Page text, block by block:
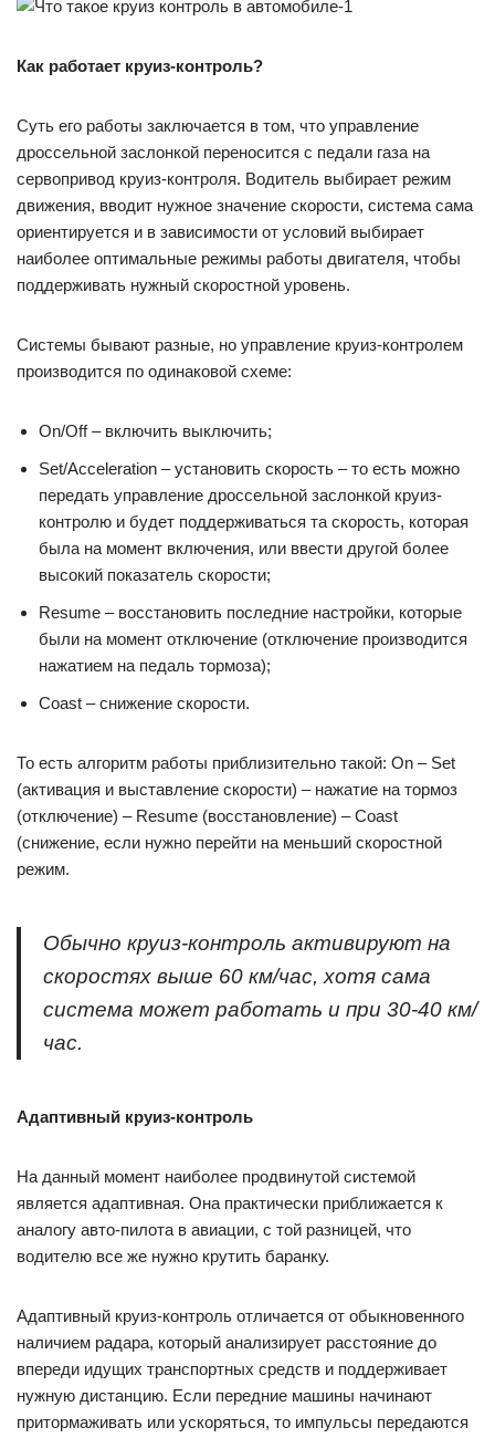
Как работает круиз-контроль?
Суть его работы заключается в том, что управление
дроссельной заслонкой переносится с педали газа на
сервопривод круиз-контроля. Водитель выбирает режим
движения, вводит нужное значение скорости, система сама
ориентируется и в зависимости от условий выбирает
наиболее оптимальные режимы работы двигателя, чтобы
поддерживать нужный скоростной уровень.
Системы бывают разные, но управление круиз-контролем
производится по одинаковой схеме:
On/Off – включить выключить;
Set/Acceleration – установить скорость – то есть можно
передать управление дроссельной заслонкой круиз-
контролю и будет поддерживаться та скорость, которая
была на момент включения, или ввести другой более
высокий показатель скорости;
Resume – восстановить последние настройки, которые
были на момент отключение (отключение производится
нажатием на педаль тормоза);
Coast – снижение скорости.
То есть алгоритм работы приблизительно такой: On – Set
(активация и выставление скорости) – нажатие на тормоз
(отключение) – Resume (восстановление) – Coast
(снижение, если нужно перейти на меньший скоростной
режим.
Обычно круиз-контроль активируют на
скоростях выше 60 км/час, хотя сама
система может работать и при 30-40 км/
час.
Адаптивный круиз-контроль
На данный момент наиболее продвинутой системой
является адаптивная. Она практически приближается к
аналогу авто-пилота в авиации, с той разницей, что
водителю все же нужно крутить баранку.
Адаптивный круиз-контроль отличается от обыкновенного
наличием радара, который анализирует расстояние до
впереди идущих транспортных средств и поддерживает
нужную дистанцию. Если передние машины начинают
притормаживать или ускоряться, то импульсы передаются